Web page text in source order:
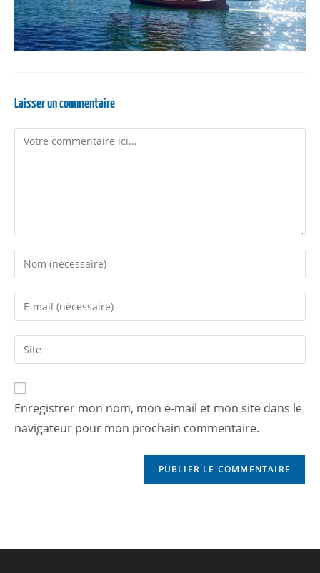
Laisser un commentaire
Enregistrer mon nom, mon e-mail et mon site dans le
navigateur pour mon prochain commentaire.